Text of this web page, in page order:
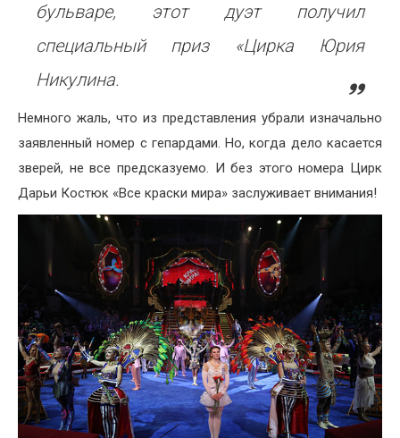
бульваре, этот дуэт получил
специальный приз «Цирка Юрия
Никулина.
Немного жаль, что из представления убрали изначально
заявленный номер с гепардами. Но, когда дело касается
зверей, не все предсказуемо. И без этого номера Цирк
Дарьи Костюк «Все краски мира» заслуживает внимания!